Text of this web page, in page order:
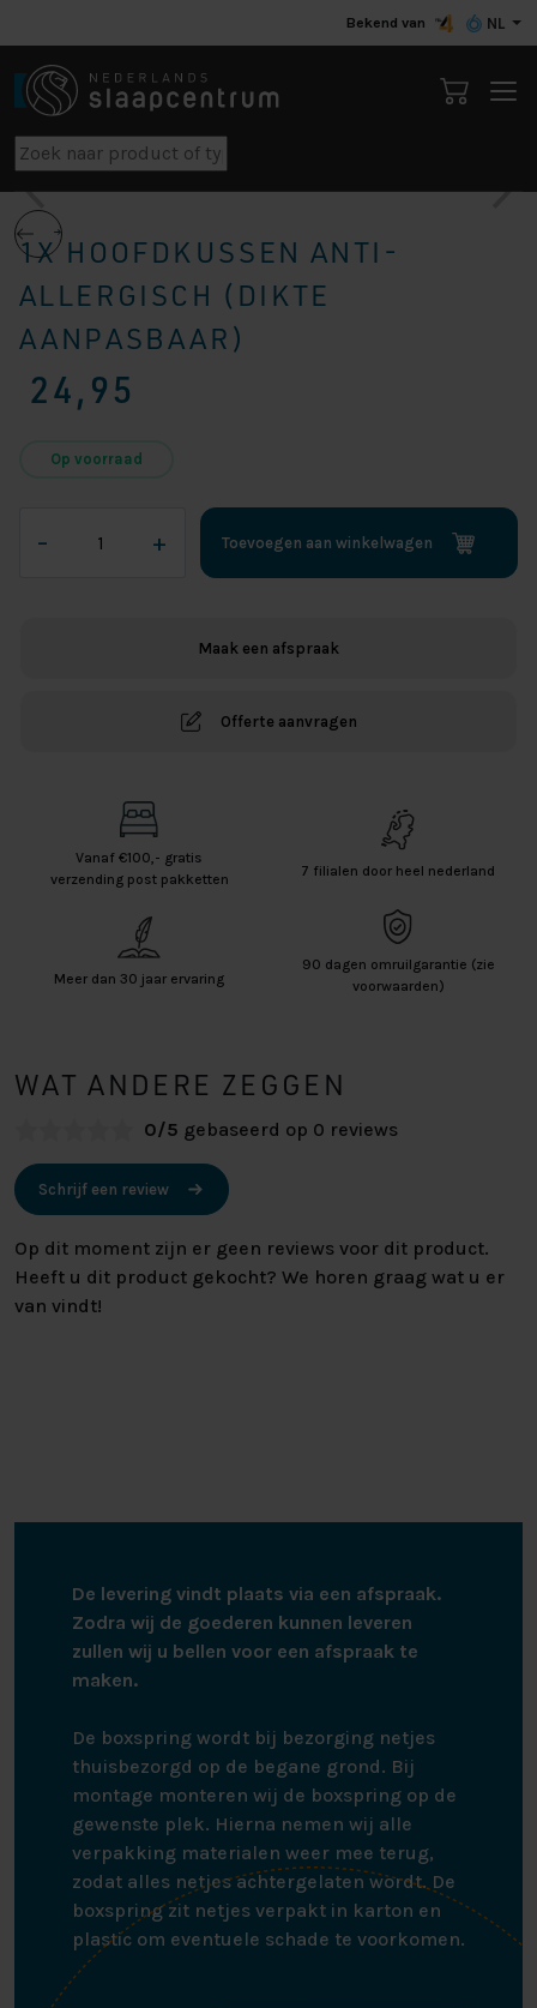
Bekend van NL
1X HOOFDKUSSEN ANTI-
ALLERGISCH (DIKTE
AANPASBAAR)
24,95
Op voorraad
–
Hoofdkussen
+ Toevoegen aan winkelwagen
Maak een afspraak
Offerte aanvragen
Vanaf €100,- gratis
verzending post pakketten
7 filialen door heel nederland
Meer dan 30 jaar ervaring
90 dagen omruilgarantie (zie
voorwaarden)
WAT ANDERE ZEGGEN
0/5 gebaseerd op 0 reviews
Schrijf een review
Op dit moment zijn er geen reviews voor dit product.
Heeft u dit product gekocht? We horen graag wat u er
van vindt!
De levering vindt plaats via een afspraak.
Zodra wij de goederen kunnen leveren
zullen wij u bellen voor een afspraak te
maken.
De boxspring wordt bij bezorging netjes
thuisbezorgd op de begane grond. Bij
montage monteren wij de boxspring op de
gewenste plek. Hierna nemen wij alle
verpakking materialen weer mee terug,
zodat alles netjes achtergelaten wordt. De
boxspring zit netjes verpakt in karton en
plastic om eventuele schade te voorkomen.